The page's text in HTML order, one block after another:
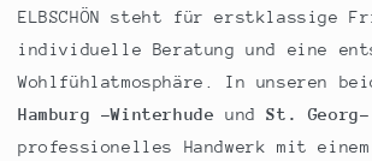
ELBSCHÖN steht für erstklassige
individuelle Beratung und eine
Wohlfühlatmosphäre. In unseren
Hamburg -Winterhude und St. Georg-
professionelles Handwerk mit